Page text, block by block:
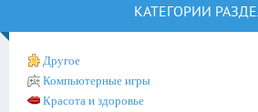
КАТЕГОРИИ
Другое
Компьютерные игры
Красота и здоровье